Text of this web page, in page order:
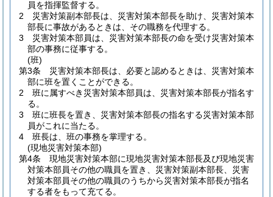
員を指揮監督する。
2
災害対策副本部長は、災害対策本部長を助け、災害対策本
部長に事故があるときは、その職務を代理する。
3
災害対策本部員は、災害対策本部長の命を受け災害対策本
部の事務に従事する。
(班)
第3条
災害対策本部長は、必要と認めるときは、災害対策本
部に班を置くことができる。
2
班に属すべき災害対策本部員は、災害対策本部長が指名す
る。
3
班に班長を置き、災害対策本部長の指名する災害対策本部
員がこれに当たる。
4
班長は、班の事務を掌理する。
(現地災害対策本部)
第4条
現地災害対策本部に現地災害対策本部長及び現地災害
対策本部員その他の職員を置き、災害対策副本部長、災害
対策本部員その他の職員のうちから災害対策本部長が指名
する者をもって充てる。